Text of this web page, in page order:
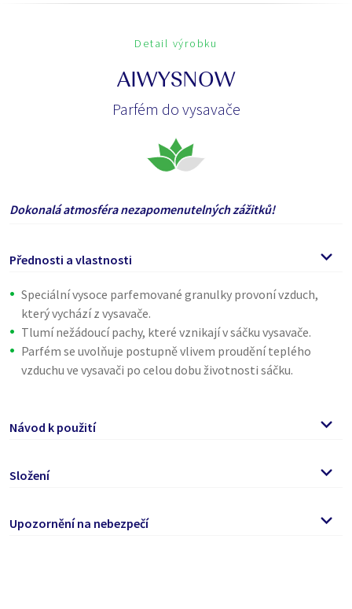
Detail výrobku
AIWYSNOW
Parfém do vysavače
Dokonalá atmosféra nezapomenutelných zážitků!
Přednosti a vlastnosti
Speciální vysoce parfemované granulky provoní vzduch,
který vychází z vysavače.
Tlumí nežádoucí pachy, které vznikají v sáčku vysavače.
Parfém se uvolňuje postupně vlivem proudění teplého
vzduchu ve vysavači po celou dobu životnosti sáčku.
Návod k použití
parfemovaných granulek na koberec a vysajte.
Složení
Upozornění na nebezpečí